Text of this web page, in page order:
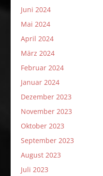
Juni 2024
Mai 2024
April 2024
März 2024
Februar 2024
Januar 2024
Dezember 2023
November 2023
Oktober 2023
September 2023
August 2023
Juli 2023